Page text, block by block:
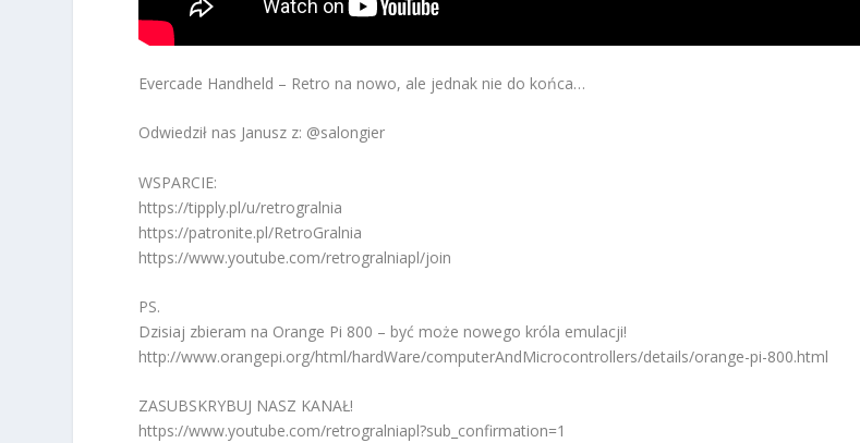
Evercade Handheld – Retro na nowo, ale jednak nie do końca…
Odwiedził nas Janusz z: @salongier
WSPARCIE:
https://tipply.pl/u/retrogralnia
https://patronite.pl/RetroGralnia
https://www.youtube.com/retrogralniapl/join
PS.
Dzisiaj zbieram na Orange Pi 800 – być może nowego króla emulacji!
http://www.orangepi.org/html/hardWare/computerAndMicrocontrollers/details/orange-pi-800.html
ZASUBSKRYBUJ NASZ KANAŁ!
https://www.youtube.com/retrogralniapl?sub_confirmation=1